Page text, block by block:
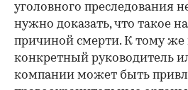
уголовного преследования
нужно доказать, что такое
причиной смерти. К тому же
конкретный руководитель
компании может быть